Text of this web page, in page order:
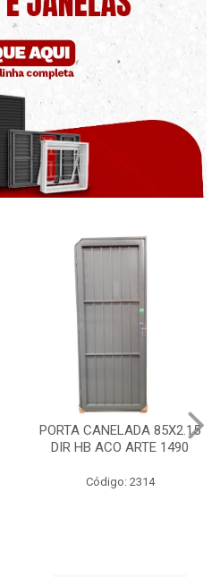
PORTA LAMINADA 60X215
DIR POP/MIX HB
Código: 2340